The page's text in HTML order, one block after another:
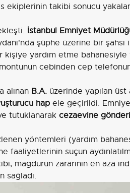
ekiplerinin takibi sonucu
İstanbul Emniyet
şüphe üzerine bir şahsı
kişiye yardım etme
cebinden cep
alınan B.A. üzerinde yapılan üst
hap ele geçirildi.
tutuklanarak cezaevine
yöntemleri (yardım
faaliyetlerinin suçun
mağdurun zararının en aza
sağladı.